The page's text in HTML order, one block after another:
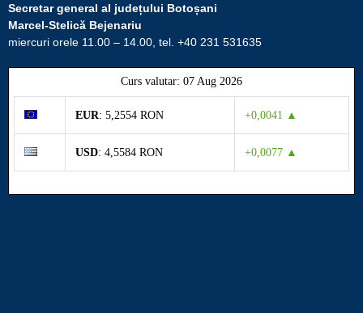
Secretar general al județului Botoșani
Marcel-Stelică Bejenariu
miercuri orele 11.00 – 14.00, tel. +40 231 531635
Curs valutar: 07 Aug 2026
EUR: 5,2554 RON +0,0041 ▲
USD: 4,5584 RON +0,0077 ▲